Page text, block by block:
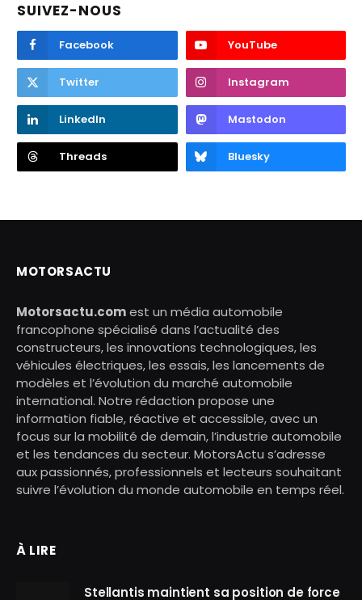
SUIVEZ-NOUS
Facebook YouTube
Twitter Instagram
LinkedIn Mastodon
Threads Bluesky
MOTORSACTU
Motorsactu.comest un média automobile
francophone spécialisé dans l’actualité des
constructeurs, les innovations technologiques, les
véhicules électriques, les essais, les lancements de
modèles et l’évolution du marché automobile
international. Notre rédaction propose une
information fiable, réactive et accessible, avec un
focus sur la mobilité de demain, l’industrie automobile
et les tendances du secteur. MotorsActu s’adresse
aux passionnés, professionnels et lecteurs souhaitant
suivre l’évolution du monde automobile en temps réel.
À LIRE
Stellantis maintient sa position de force